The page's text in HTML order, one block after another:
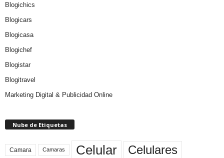
Blogichics
Blogicars
Blogicasa
Blogichef
Blogistar
Blogitravel
Marketing Digital & Publicidad Online
Nube de Etiquetas
Camara Camaras Celular Celulares